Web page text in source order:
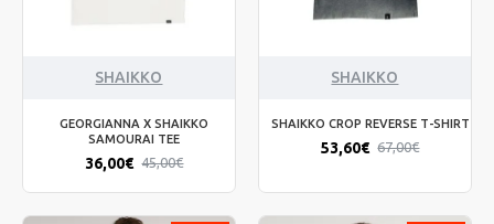
SHAIKKO
GEORGIANNA X SHAIKKO
SAMOURAI TEE
36,00€ 45,00€
SHAIKKO
SHAIKKO CROP REVERSE T-SHIRT
53,60€ 67,00€